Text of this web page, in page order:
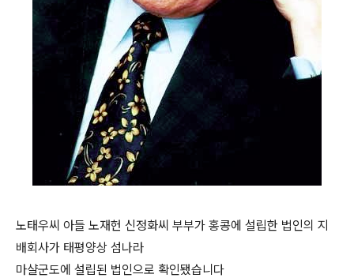
노태우씨 아들 노재헌 신정화씨 부부가 홍콩에 설립한 법인의 지
배회사가 태평양상 섬나라
마샬군도에 설립된 법인으로 확인됐습니다